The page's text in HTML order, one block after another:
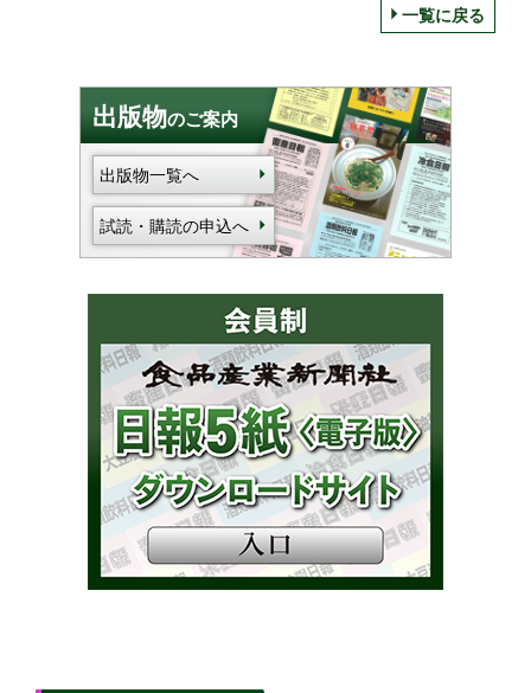
一覧に戻る
出版物のご案内
出版物一覧へ
試読・購読の申込へ